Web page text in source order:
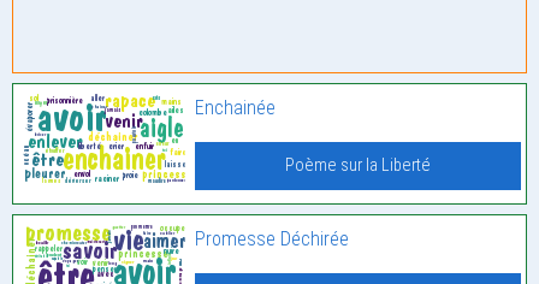
Enchainée
Poème sur la Liberté
Promesse Déchirée